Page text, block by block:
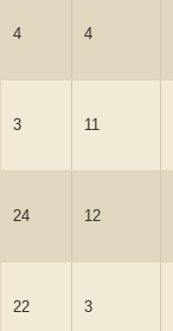
4 4
3 11
24 12
22 3